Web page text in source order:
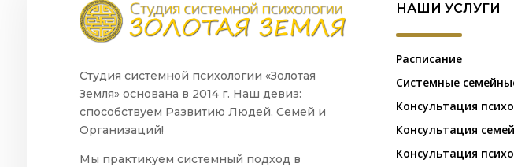
Студия системной психологии «Золотая
Земля» основана в 2014 г. Наш девиз:
способствуем Развитию Людей, Семей и
Организаций!
Мы практикуем системный подход в
НАШИ УСЛУГИ
Расписание
Системные
Консультация
Консультация
Консультация